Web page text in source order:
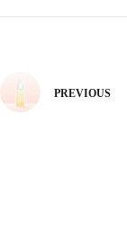
PREVIOUS